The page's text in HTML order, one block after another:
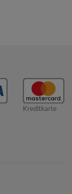
Kreditkarte